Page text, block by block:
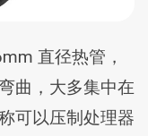
直径热管，
曲，大多集中在
可以压制处理器